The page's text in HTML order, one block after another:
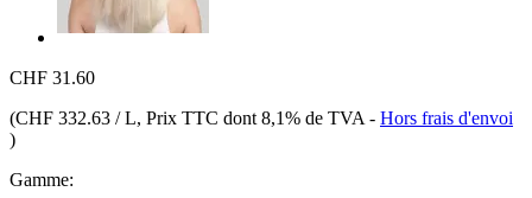
CHF 31.60
(CHF 332.63 / L, Prix TTC dont 8,1% de TVA - Hors frais d'envoi
)
Gamme: